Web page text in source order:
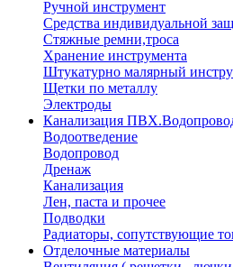
Ручной инструмент
Средства индивидуальной
Стяжные ремни,троса
Хранение инструмента
Штукатурно малярный
Щетки по металлу
Электроды
Канализация
Водоотведение
Водопровод
Дренаж
Канализация
Лен, паста и прочее
Подводки
Радиаторы, сопутствующие
Отделочные материалы